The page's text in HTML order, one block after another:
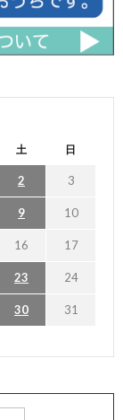
土 日
2 3
9 10
16 17
23 24
30
31